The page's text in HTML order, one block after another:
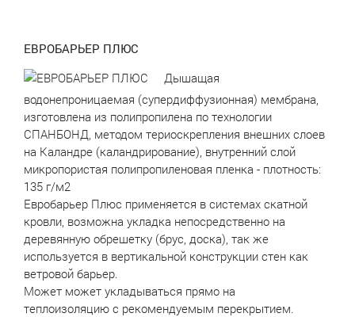
ЕВРОБАРЬЕР ПЛЮС
Дышащая
водонепроницаемая (супердиффузионная) мембрана,
изготовлена из полипропилена по технологии
СПАНБОНД, методом териоскрепления внешних слоев
на Каландре (каландрирование), внутренний слой
микропористая полипропиленовая пленка - плотность:
135 г/м2
Евробарьер Плюс применяется в системах скатной
кровли, возможна укладка непосредственно на
деревянную обрешетку (брус, доска), так же
используется в вертикальной конструкции стен как
ветровой барьер.
Может может укладываться прямо на
теплоизоляцию с рекомендуемым перекрытием.